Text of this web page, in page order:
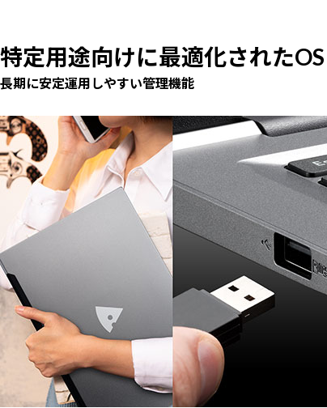
特定用途向けに最適化された
長期に安定運用しやすい管理機能